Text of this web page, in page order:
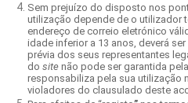
Sem prejuízo do disposto nos
utilização depende de o utilizador
endereço de correio eletrónico
idade inferior a 13 anos, deverá
prévia dos seus representantes
do site não pode ser garantida
responsabiliza pela sua utilização
violadores do clausulado deste